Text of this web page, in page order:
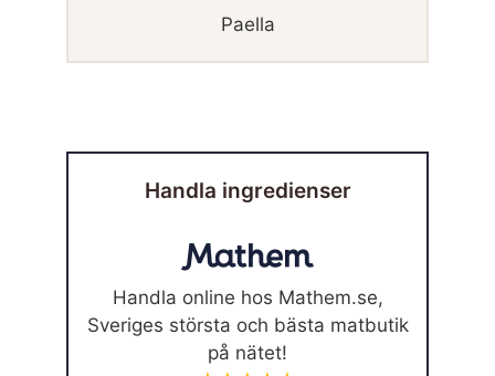
Paella
Handla ingredienser
Handla online hos Mathem.se,
Sveriges största och bästa matbutik
på nätet!